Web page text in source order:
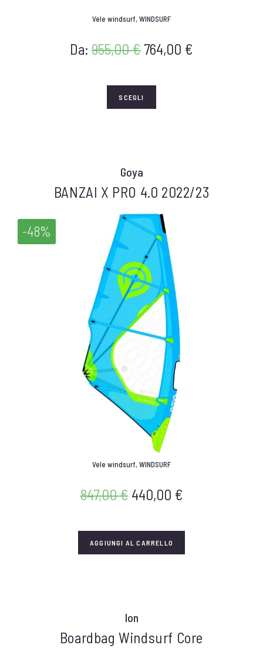
Vele windsurf, WINDSURF
Da: 955,00€ 764,00 €
SCEGLI
Goya
BANZAI X PRO 4.0 2022/23
-48%
Vele windsurf, WINDSURF
847,00€ 440,00 €
AGGIUNGI AL CARRELLO
Ion
Boardbag Windsurf Core